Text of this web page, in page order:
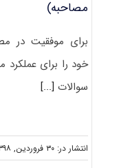
مصاحبه)
برای موفقیت در
خود را برای عملکرد
سوالات[...]
انتشار در: ۳۰ فروردین, ۱۳۹۸